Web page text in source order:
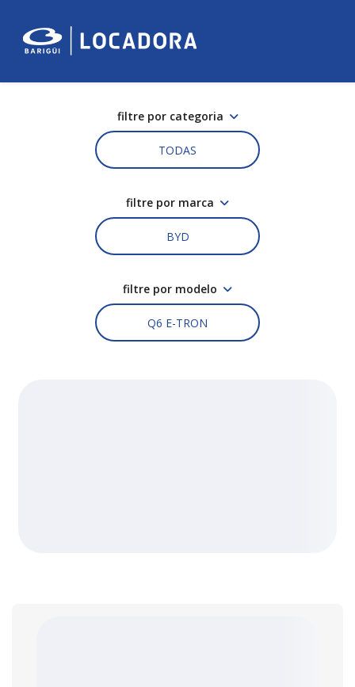
filtre por categoria
TODAS
filtre por marca
BYD
filtre por modelo
Q6 E-TRON